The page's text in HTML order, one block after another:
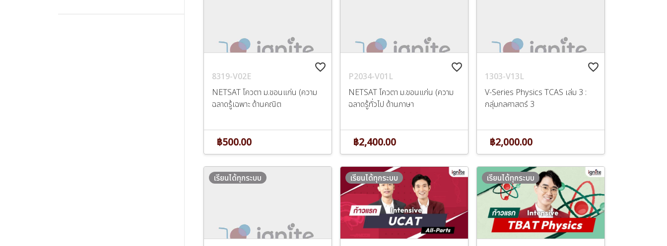
favorite_border
8319-V02E
NETSAT โควตา ม.ขอนแก่น (ความ
ฉลาดรู้เฉพาะ ด้านคณิต
฿500.00
favorite_border
P2034-V01L
NETSAT โควตา ม.ขอนแก่น (ความ
ฉลาดรู้ทั่วไป ด้านภาษา
฿2,400.00
favorite_border
1303-V13L
V-Series Physics TCAS เล่ม 3 :
กลุ่มกลศาสตร์ 3
฿2,000.00
เรียนได้ทุกระบบ เรียนได้ทุกระบบ เรียนได้ทุกระบบ